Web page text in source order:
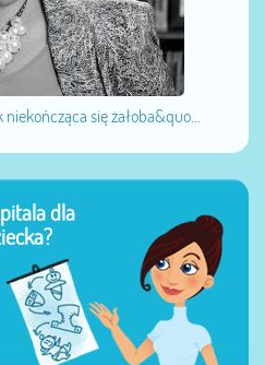
się żałoba&quo...
dla